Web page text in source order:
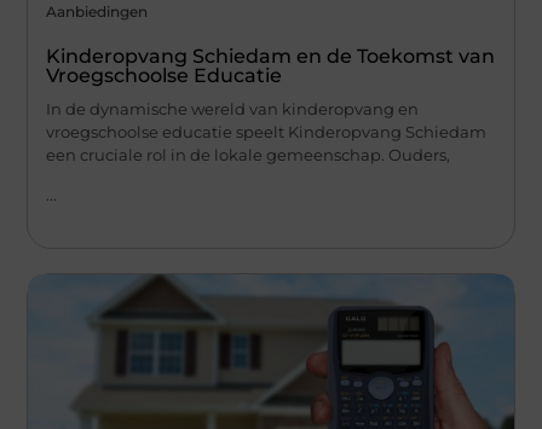
Aanbiedingen
Kinderopvang Schiedam en de Toekomst van
Vroegschoolse Educatie
In de dynamische wereld van kinderopvang en
vroegschoolse educatie speelt Kinderopvang Schiedam
een cruciale rol in de lokale gemeenschap. Ouders,
...